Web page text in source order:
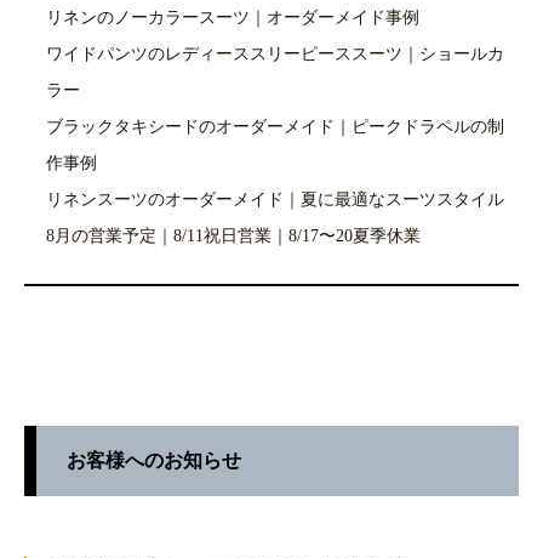
リネンのノーカラースーツ｜オーダーメイド事例
ワイドパンツのレディーススリーピーススーツ｜ショールカ
ラー
ブラックタキシードのオーダーメイド｜ピークドラペルの制
作事例
リネンスーツのオーダーメイド｜夏に最適なスーツスタイル
8月の営業予定｜8/11祝日営業｜8/17〜20夏季休業
お客様へのお知らせ